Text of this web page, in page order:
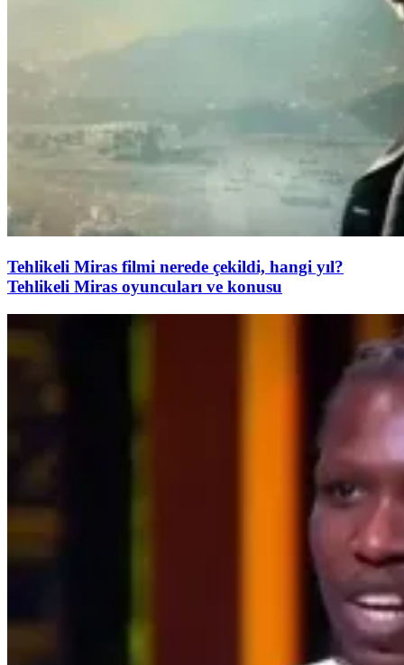
Tehlikeli Miras filmi nerede çekildi, hangi yıl?
Tehlikeli Miras oyuncuları ve konusu